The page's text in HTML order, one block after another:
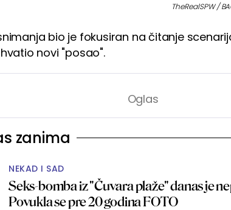
TheRealSPW /
bio je fokusiran na čitanje
novi "posao".
zanima
NEKAD I SAD
Seks-bomba iz "Čuvara plaže" danas je
Povukla se pre 20 godina FOTO